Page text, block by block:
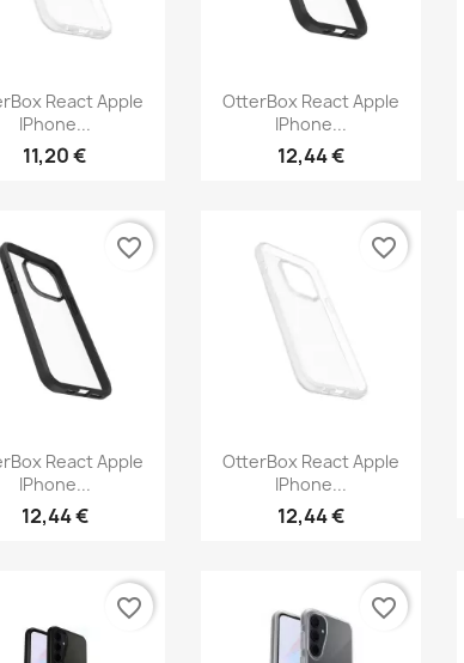
Aperçu rapide
React Apple
IPhone...
11,20 €
Aperçu rapide
OtterBox React Apple
IPhone...
12,44 €
Aperçu rapide
React Apple
IPhone...
12,44 €
favorite_border
Aperçu rapide
OtterBox React Apple
IPhone...
12,44 €
favorite_border
favorite_border favorite_border